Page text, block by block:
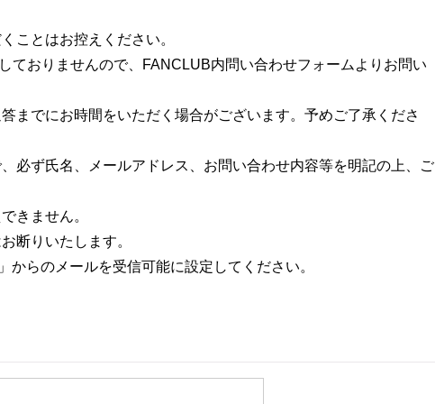
ことはお控えください。
ておりませんので、FANCLUB内問い合わせフォームよりお問い
までにお時間をいただく場合がございます。予めご了承くださ
必ず氏名、メールアドレス、お問い合わせ内容等を明記の上、ご
きません。
断りいたします。
らのメールを受信可能に設定してください。